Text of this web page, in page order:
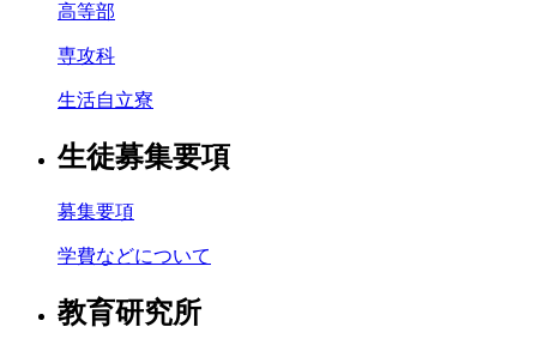
高等部
専攻科
生活自立寮
生徒募集要項
募集要項
学費などについて
教育研究所